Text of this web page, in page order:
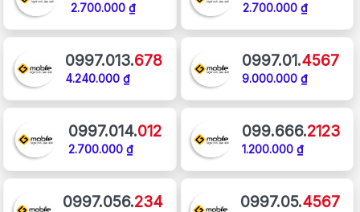
2.700.000 ₫ 2.700.000 ₫
0997.013.678
4.240.000 ₫
0997.01.4567
9.000.000 ₫
0997.014.012
2.700.000 ₫
099.666.2123
1.200.000 ₫
0997.056.234 0997.05.4567